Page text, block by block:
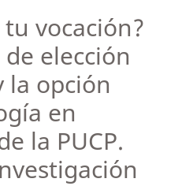
tu vocación?
elección
la opción
en
la PUCP.